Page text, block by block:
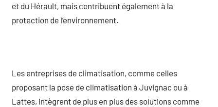
et du Hérault, mais contribuent également à la
protection de l’environnement.
Les entreprises de climatisation, comme celles
proposant la pose de climatisation à Juvignac ou à
Lattes, intègrent de plus en plus des solutions comme